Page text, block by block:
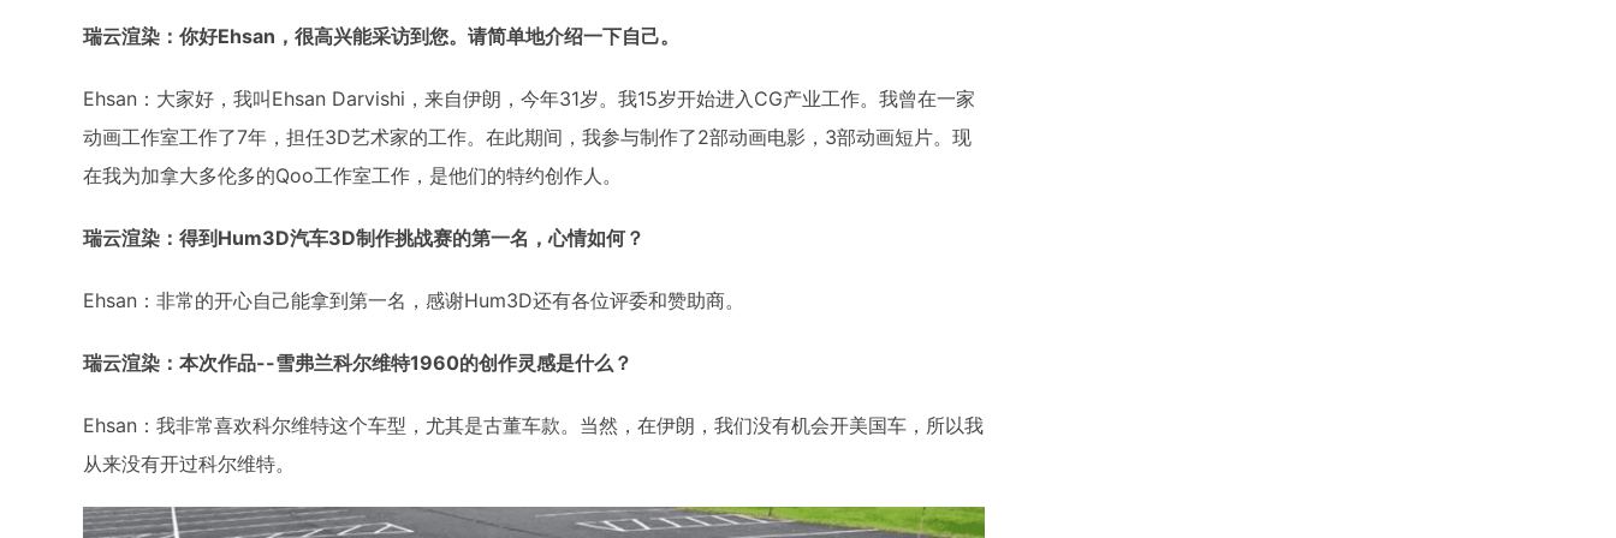
瑞云渲染：你好Ehsan，很高兴能采访到您。请简单地介绍一下自己。
Ehsan：大家好，我叫Ehsan Darvishi，来自伊朗，今年31岁。我15岁开始进入CG产业工作。我曾在一家
动画工作室工作了7年，担任3D艺术家的工作。在此期间，我参与制作了2部动画电影，3部动画短片。现
在我为加拿大多伦多的Qoo工作室工作，是他们的特约创作人。
瑞云渲染：得到Hum3D汽车3D制作挑战赛的第一名，心情如何？
Ehsan：非常的开心自己能拿到第一名，感谢Hum3D还有各位评委和赞助商。
瑞云渲染：本次作品--雪弗兰科尔维特1960的创作灵感是什么？
Ehsan：我非常喜欢科尔维特这个车型，尤其是古董车款。当然，在伊朗，我们没有机会开美国车，所以我
从来没有开过科尔维特。